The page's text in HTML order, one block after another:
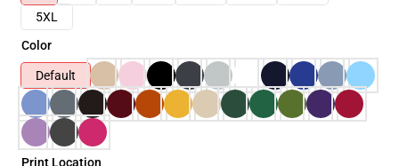
5XL
Color
Default
Print Location